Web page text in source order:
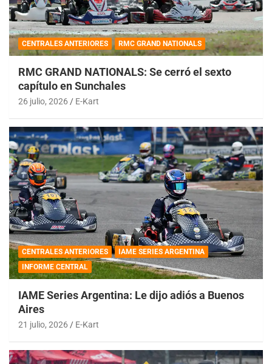
CENTRALES ANTERIORES RMC GRAND NATIONALS
RMC GRAND NATIONALS: Se cerró el sexto
capítulo en Sunchales
26 julio, 2026 E-Kart
CENTRALES ANTERIORES
IAME SERIES ARGENTINA
INFORME CENTRAL
IAME Series Argentina: Le dijo adiós a Buenos
Aires
21 julio, 2026 E-Kart